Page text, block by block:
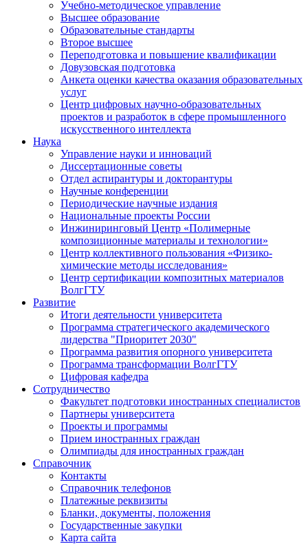
Учебно-методическое управление
Высшее образование
Образовательные стандарты
Второе высшее
Переподготовка и повышение квалификации
Довузовская подготовка
Анкета оценки качества оказания образовательных
услуг
Центр цифровых научно-образовательных
проектов и разработок в сфере промышленного
искусственного интеллекта
Наука
Управление науки и инноваций
Диссертационные советы
Отдел аспирантуры и докторантуры
Научные конференции
Периодические научные издания
Национальные проекты России
Инжиниринговый Центр «Полимерные
композиционные материалы и технологии»
Центр коллективного пользования «Физико-
химические методы исследования»
Центр сертификации композитных материалов
ВолгГТУ
Развитие
Итоги деятельности университета
Программа стратегического академического
лидерства "Приоритет 2030"
Программа развития опорного университета
Программа трансформации ВолгГТУ
Цифровая кафедра
Сотрудничество
Факультет подготовки иностранных специалистов
Партнеры университета
Проекты и программы
Прием иностранных граждан
Олимпиады для иностранных граждан
Справочник
Контакты
Справочник телефонов
Платежные реквизиты
Бланки, документы, положения
Государственные закупки
Карта сайта